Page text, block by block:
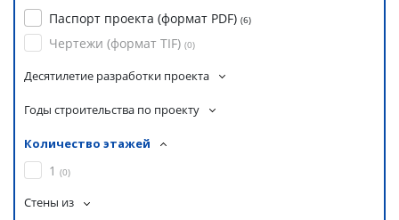
Паспорт проекта (формат PDF) (6)
Чертежи (формат TIF) (0)
Десятилетие разработки проекта
Годы строительства по проекту
Количество этажей
1 (0)
Стены из